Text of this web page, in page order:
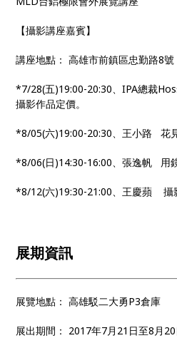
【攝影講座嘉賓】
講座地點： 高雄市前鎮區忠勤路8號
*7/28(五)19:00-20:30、IPA總裁
攝影作品定價。
*8/05(六)19:00-20:30、王小路 花
*8/06(日)14:30-16:00、張逸帆 用
*8/12(六)19:30-21:00、王慶蘋 攝
展期資訊
展覽地點： 高雄駁二大勇P3倉庫
展出期間： 2017年7月21日至8月20